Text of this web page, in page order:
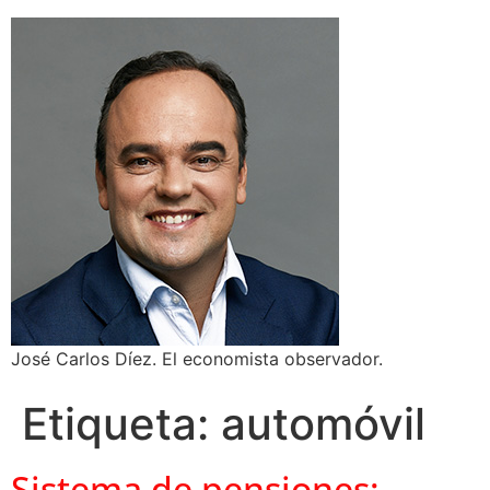
José Carlos Díez. El economista observador.
Etiqueta: automóvil